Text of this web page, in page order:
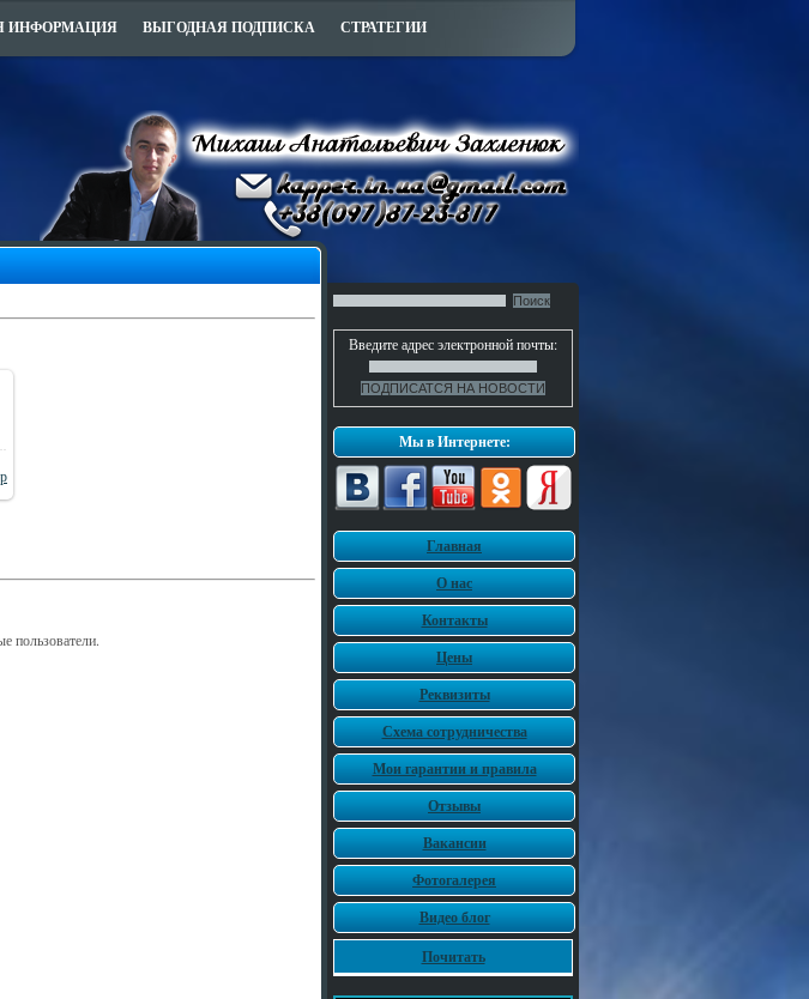
ИНФОРМАЦИЯ ВЫГОДНАЯ ПОДПИСКА СТРАТЕГИИ
пользователи.
Введите адрес электронной почты:
Мы в Интернете:
Главная
О нас
Контакты
Цены
Реквизиты
Схема сотрудничества
Мои гарантии и правила
Отзывы
Вакансии
Фотогалерея
Видео блог
Почитать